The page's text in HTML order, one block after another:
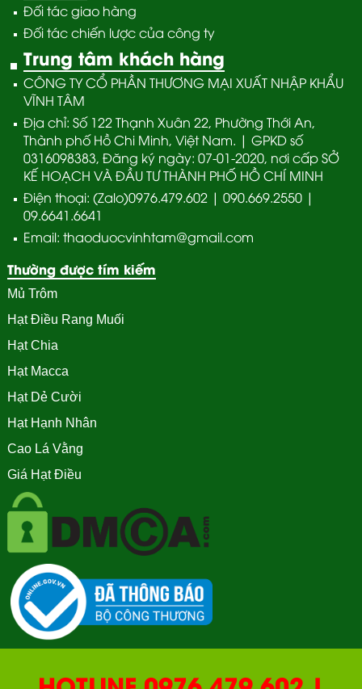
Đối tác giao hàng
Đối tác chiến lược của công ty
Trung tâm khách hàng
CÔNG TY CỔ PHẦN THƯƠNG MẠI XUẤT NHẬP KHẨU
VĨNH TÂM
Địa chỉ: Số 122 Thạnh Xuân 22, Phường Thới An,
Thành phố Hồ Chi Minh, Việt Nam. | GPKD số
0316098383, Đăng ký ngày: 07-01-2020, nơi cấp SỞ
KẾ HOẠCH VÀ ĐẦU TƯ THÀNH PHỐ HỒ CHÍ MINH
Điện thoại: (Zalo)0976.479.602 | 090.669.2550 |
09.6641.6641
Email: thaoduocvinhtam@gmail.com
Thường được tím kiếm
Mủ Trôm
Hạt Điều Rang Muối
Hạt Chia
Hạt Macca
Hạt Dẻ Cười
Hạt Hạnh Nhân
Cao Lá Vằng
Giá Hạt Điều